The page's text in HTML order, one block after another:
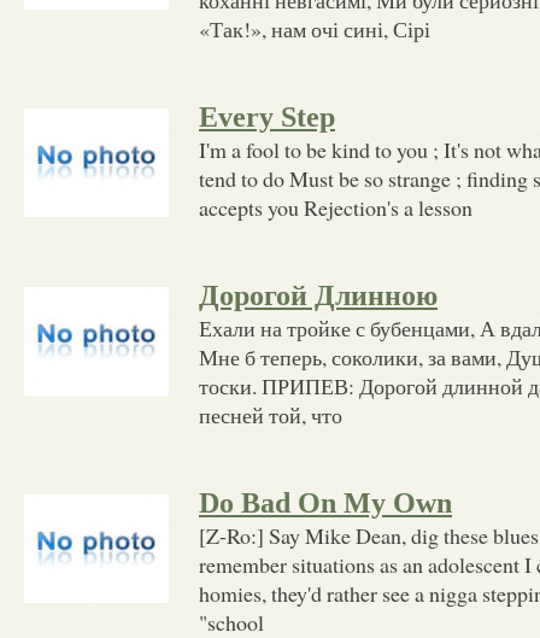
«Так!», нам очі сині, Сірі
Every Step
I'm a fool to be kind to you ; It's not
tend to do Must be so strange ; finding
accepts you Rejection's a lesson
Дорогой Длинною
Ехали на тройке с бубенцами, А
Мне б теперь, соколики, за вами,
тоски. ПРИПЕВ: Дорогой длинной
песней той, что
Do Bad On My Own
[Z-Ro:] Say Mike Dean, dig these
remember situations as an adolescent
homies, they'd rather see a nigga
"school